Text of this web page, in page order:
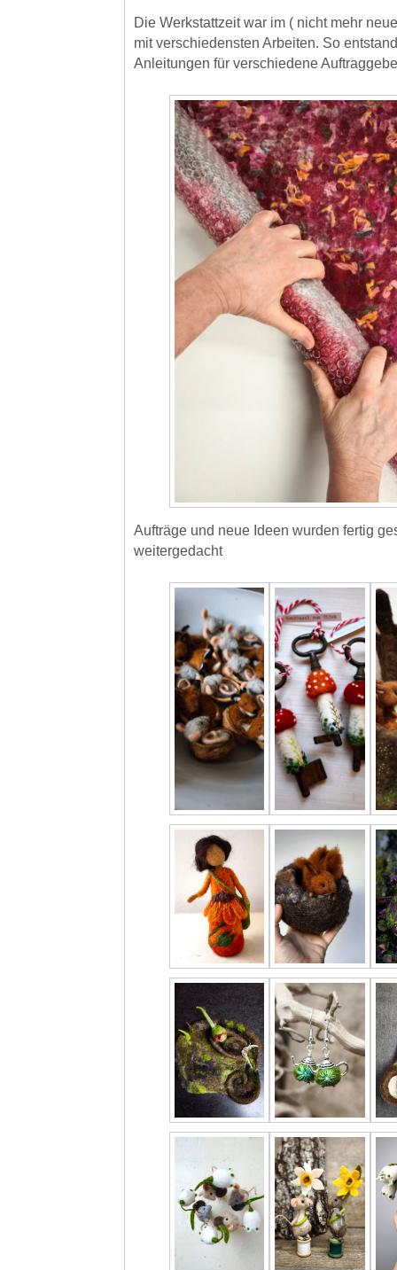
Die Werkstattzeit war im ( nicht mehr
mit verschiedensten Arbeiten. So
Anleitungen für verschiedene
Aufträge und neue Ideen wurden fertig
weitergedacht